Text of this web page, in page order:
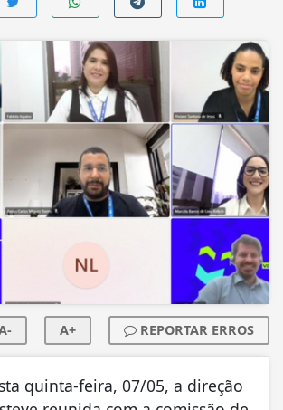
A+ REPORTAR ERROS
quinta-feira, 07/05, a direção